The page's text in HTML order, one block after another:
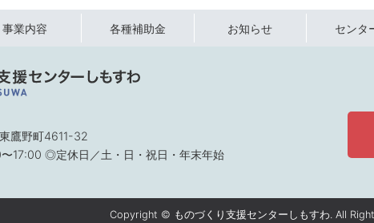
事業内容 各種補助金 お知らせ センタ
鷹野町4611-32
17:00 ◎定休日／土・日・祝日・年末年始
Copyright © ものづくり支援センターしもすわ. All